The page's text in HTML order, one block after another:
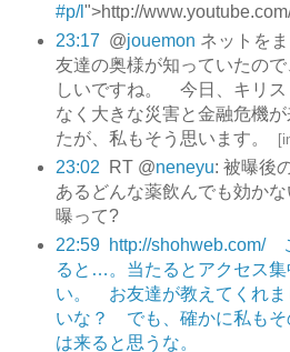
#p/l">http://
23:17 @jouemon ネットを
友達の奥様が知っていたの
しいですね。 今日、キリス
なく大きな災害と金融危機
たが、私もそう思います。
[
23:02 RT @neneyu: 被曝後
あるどんな薬飲んでも効か
曝って?
22:59
http://shohweb.com/
ると…。当たるとアクセス集
い。 お友達が教えてくれ
いな？ でも、確かに私もそ
は来ると思うな。